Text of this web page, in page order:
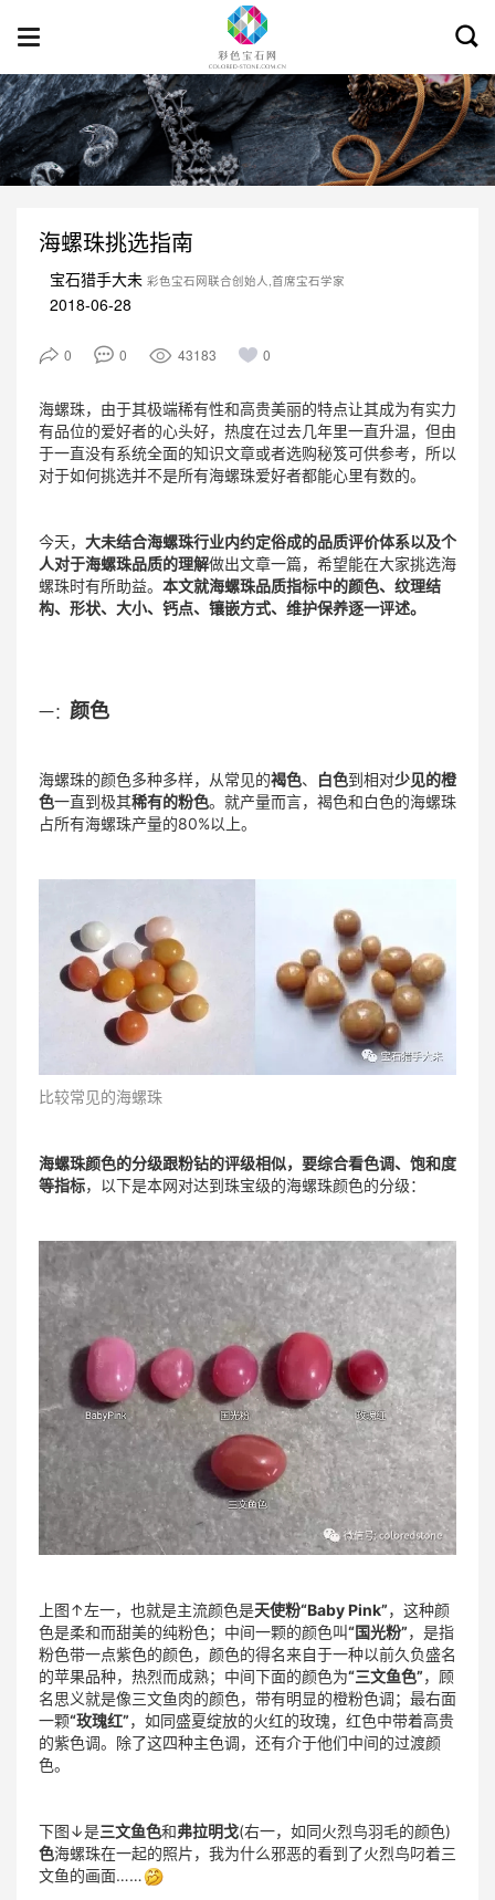
Toggle
navigation
海螺珠挑选指南
宝石猎手大未 彩色宝石网联合创始人,首席宝石学家
2018-06-28
0 0 43183 0
海螺珠，由于其极端稀有性和高贵美丽的特点让其成为有实力
有品位的爱好者的心头好，热度在过去几年里一直升温，但由
于一直没有系统全面的知识文章或者选购秘笈可供参考，所以
对于如何挑选并不是所有海螺珠爱好者都能心里有数的。
今天， 大未结合海螺珠行业内约定俗成的品质评价体系以及个
人对于海螺珠品质的理解做出文章一篇，希望能在大家挑选海
螺珠时有所助益。 本文就海螺珠品质指标中的颜色、纹理结
构、形状、大小、钙点、镶嵌方式、维护保养逐一评述。
一： 颜色
海螺珠的颜色多种多样，从常见的褐色、 白色到相对少见的橙
色一直到极其稀有的粉色。就产量而言，褐色和白色的海螺珠
占所有海螺珠产量的80%以上。
比较常见的海螺珠
海螺珠颜色的分级跟粉钻的评级相似，要综合看色调、饱和度
等指标，以下是本网对达到珠宝级的海螺珠颜色的分级：
上图↑左一，也就是主流颜色是天使粉“Baby Pink”，这种颜
色是柔和而甜美的纯粉色；中间一颗的颜色叫“国光粉”，是指
粉色带一点紫色的颜色，颜色的得名来自于一种以前久负盛名
的苹果品种，热烈而成熟；中间下面的颜色为“三文鱼色”，顾
名思义就是像三文鱼肉的颜色，带有明显的橙粉色调；最右面
一颗“玫瑰红”，如同盛夏绽放的火红的玫瑰，红色中带着高贵
的紫色调。除了这四种主色调，还有介于他们中间的过渡颜
色。
下图↓是三文鱼色和弗拉明戈(右一，如同火烈鸟羽毛的颜色)
色海螺珠在一起的照片，我为什么邪恶的看到了火烈鸟叼着三
文鱼的画面……